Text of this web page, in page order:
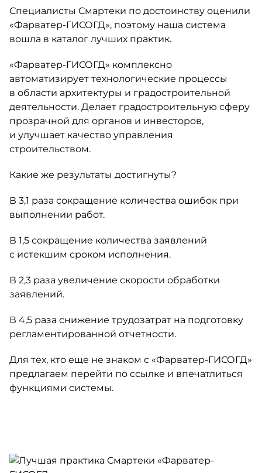
Специалисты Смартеки по достоинству оценили
«Фарватер-ГИСОГД», поэтому наша система
вошла в каталог лучших практик.
«Фарватер-ГИСОГД» комплексно
автоматизирует технологические процессы
в области архитектуры и градостроительной
деятельности. Делает градостроительную сферу
прозрачной для органов и инвесторов,
и улучшает качество управления
строительством.
Какие же результаты достигнуты?
В 3,1 раза сокращение количества ошибок при
выполнении работ.
В 1,5 сокращение количества заявлений
с истекшим сроком исполнения.
В 2,3 раза увеличение скорости обработки
заявлений.
В 4,5 раза снижение трудозатрат на подготовку
регламентированной отчетности.
Для тех, кто еще не знаком с «Фарватер-ГИСОГД»
предлагаем перейти по ссылке и впечатлиться
функциями системы.